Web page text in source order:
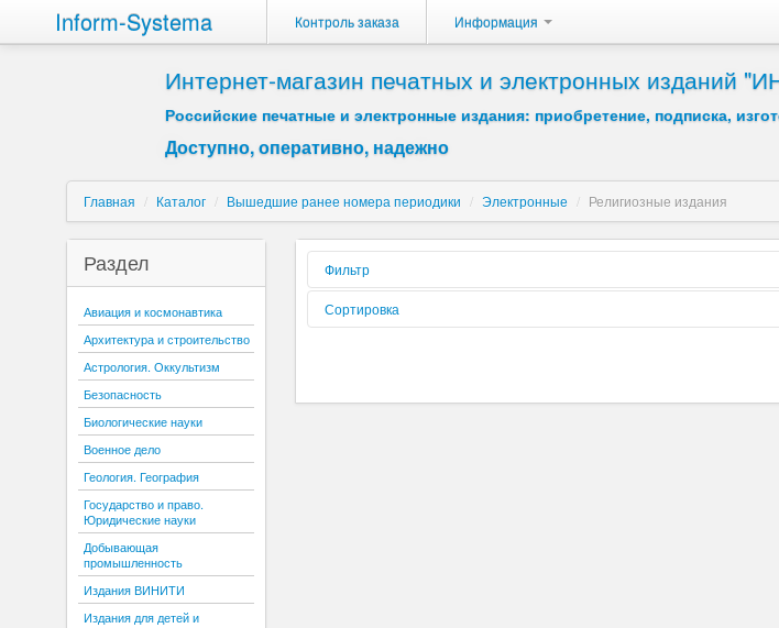
Inform-Systema Контроль заказа Информация
Интернет-магазин печатных и электронных
Российские печатные и электронные издания: приобретение, подписка,
Доступно, оперативно, надежно
Главная / Каталог / Вышедшие ранее номера периодики / Электронные / Религиозные издания
Раздел
Авиация и космонавтика
Архитектура и строительство
Астрология. Оккультизм
Безопасность
Биологические науки
Военное дело
Геология. География
Государство и право.
Юридические науки
Добывающая
промышленность
Издания ВИНИТИ
Издания для детей и
Фильтр
Форма реализации:
Сортировка